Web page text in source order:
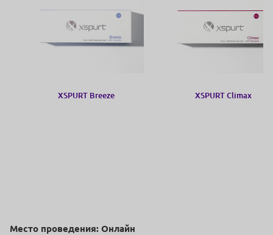
XSPURT Breeze XSPURT Climax
Место проведения: Онлайн